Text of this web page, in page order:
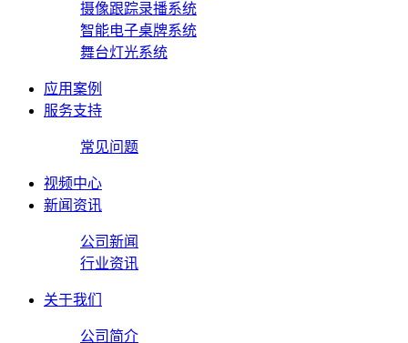
摄像跟踪录播系统
智能电子桌牌系统
舞台灯光系统
应用案例
服务支持
常见问题
视频中心
新闻资讯
公司新闻
行业资讯
关于我们
公司简介